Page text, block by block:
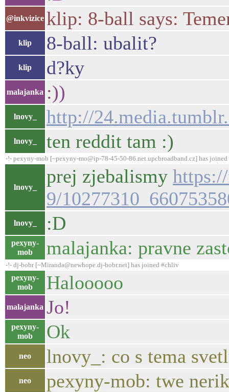
@inkvizice klip: 8-ball says:
klip 8-ball: ubalit?
klip d?ky
malajanka :))
lnovy_ http://
lnovy_ ten reddit tam :)
-!- pexyny-mob [~pexyny-mo@ip-78-45-50-86.net.upcbroadband.cz] has
lnovy_
prej zjebalismy
9/
lnovy_ :D
pexyny-
mob
malajanka: pravne
-!- dj-bobr [~Miranda@newhope.dj-bobr.net] has joined #chliv
pexyny-
mob
Halooooo
malajanka Jo!
pexyny-
mob
Ok
neo lnovy_: co s tema
neo pexyny-mob: twe